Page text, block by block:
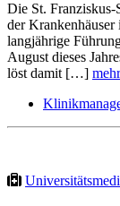
Die St.
der
langjährige
August dieses
löst damit […]